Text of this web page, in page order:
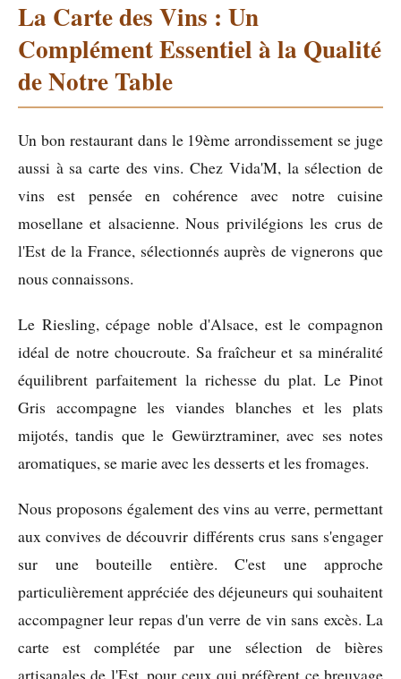
La Carte des Vins : Un
Complément Essentiel à la Qualité
de Notre Table
Un bon restaurant dans le 19ème arrondissement se juge
aussi à sa carte des vins. Chez Vida'M, la sélection de
vins est pensée en cohérence avec notre cuisine
mosellane et alsacienne. Nous privilégions les crus de
l'Est de la France, sélectionnés auprès de vignerons que
nous connaissons.
Le Riesling, cépage noble d'Alsace, est le compagnon
idéal de notre choucroute. Sa fraîcheur et sa minéralité
équilibrent parfaitement la richesse du plat. Le Pinot
Gris accompagne les viandes blanches et les plats
mijotés, tandis que le Gewürztraminer, avec ses notes
aromatiques, se marie avec les desserts et les fromages.
Nous proposons également des vins au verre, permettant
aux convives de découvrir différents crus sans s'engager
sur une bouteille entière. C'est une approche
particulièrement appréciée des déjeuneurs qui souhaitent
accompagner leur repas d'un verre de vin sans excès. La
carte est complétée par une sélection de bières
artisanales de l'Est, pour ceux qui préfèrent ce breuvage